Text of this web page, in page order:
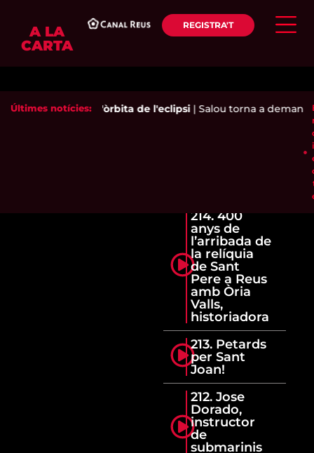
A LA
CARTA
REGISTRA'T
Últimes notícies:Reus, a l'òrbita de l'eclipsi| Salou torna a demanar
214. 400
anys de
l’arribada de
la relíquia
de Sant
Pere a Reus
amb Òria
Valls,
historiadora
213. Petards
per Sant
Joan!
212. Jose
Dorado,
instructor
de
submarinis